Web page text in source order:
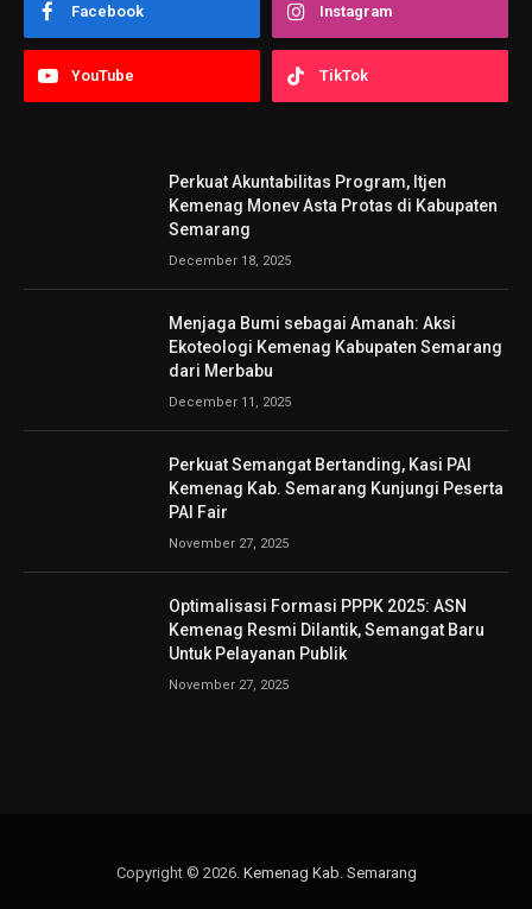
Facebook Instagram
YouTube TikTok
Perkuat Akuntabilitas Program, Itjen
Kemenag Monev Asta Protas di Kabupaten
Semarang
December 18, 2025
Menjaga Bumi sebagai Amanah: Aksi
Ekoteologi Kemenag Kabupaten Semarang
dari Merbabu
December 11, 2025
Perkuat Semangat Bertanding, Kasi PAI
Kemenag Kab. Semarang Kunjungi Peserta
PAI Fair
November 27, 2025
Optimalisasi Formasi PPPK 2025: ASN
Kemenag Resmi Dilantik, Semangat Baru
Untuk Pelayanan Publik
November 27, 2025
Copyright © 2026. Kemenag Kab. Semarang